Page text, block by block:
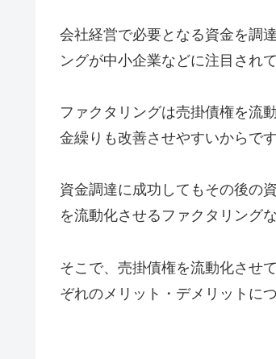
会社経営で必要となる資金を調
ングが中小企業などに注目されて
ファクタリングは売掛債権を流
金繰りも改善させやすいからです
資金調達に成功してもその後の
を流動化させるファクタリング
そこで、売掛債権を流動化させ
ぞれのメリット・デメリットに